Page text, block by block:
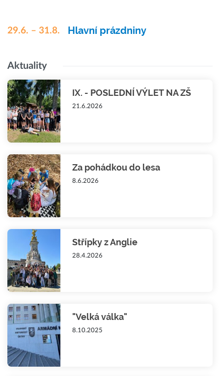
29.6. – 31.8. Hlavní prázdniny
Aktuality
IX. - POSLEDNÍ VÝLET NA ZŠ
21.6.2026
Za pohádkou do lesa
8.6.2026
Střípky z Anglie
28.4.2026
"Velká válka"
8.10.2025